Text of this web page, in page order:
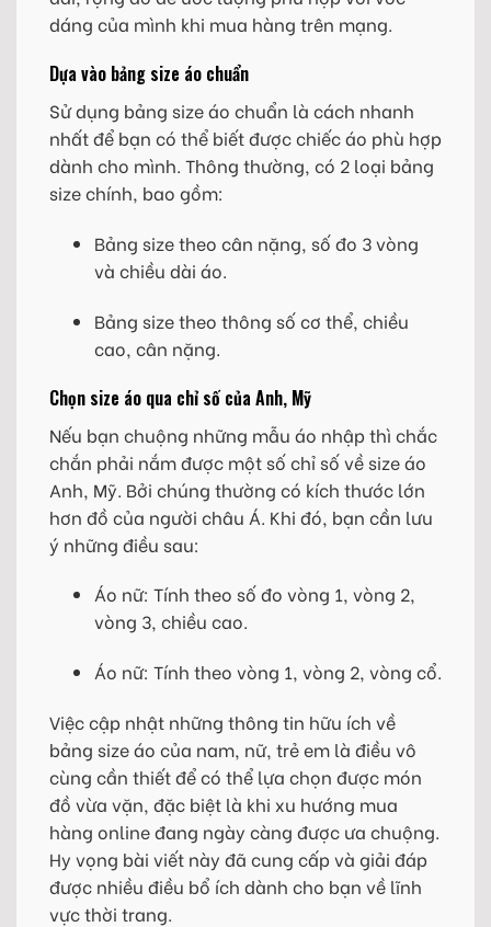
dáng của mình khi mua hàng trên mạng.
Dựa vào bảng size áo chuẩn
Sử dụng bảng size áo chuẩn là cách nhanh
nhất để bạn có thể biết được chiếc áo phù hợp
dành cho mình. Thông thường, có 2 loại bảng
size chính, bao gồm:
Bảng size theo cân nặng, số đo 3 vòng
và chiều dài áo.
Bảng size theo thông số cơ thể, chiều
cao, cân nặng.
Chọn size áo qua chỉ số của Anh, Mỹ
Nếu bạn chuộng những mẫu áo nhập thì chắc
chắn phải nắm được một số chỉ số về size áo
Anh, Mỹ. Bởi chúng thường có kích thước lớn
hơn đồ của người châu Á. Khi đó, bạn cần lưu
ý những điều sau:
Áo nữ: Tính theo số đo vòng 1, vòng 2,
vòng 3, chiều cao.
Áo nữ: Tính theo vòng 1, vòng 2, vòng cổ.
Việc cập nhật những thông tin hữu ích về
bảng size áo của nam, nữ, trẻ em là điều vô
cùng cần thiết để có thể lựa chọn được món
đồ vừa vặn, đặc biệt là khi xu hướng mua
hàng online đang ngày càng được ưa chuộng.
Hy vọng bài viết này đã cung cấp và giải đáp
được nhiều điều bổ ích dành cho bạn về lĩnh
vực thời trang.